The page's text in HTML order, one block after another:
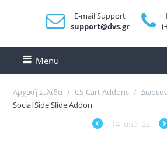
E-mail Support
support@dvs.gr
Menu
Αρχική Σελίδα / CS-Cart Addons /
Social Side Slide Addon
14 από 22